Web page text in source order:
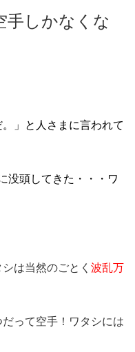
手しかなくな
。」と人さまに言われて
没頭してきた・・・ワ
は当然のごとく 波乱万
って空手！ワタシには